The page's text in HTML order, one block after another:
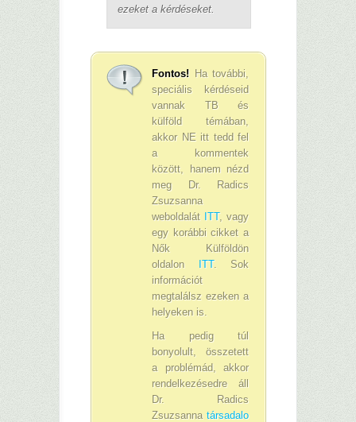
ezeket a kérdéseket.
Fontos! Ha további,
speciális kérdéseid
vannak TB és
külföld témában,
akkor NE itt tedd fel
a kommentek
között, hanem nézd
meg Dr. Radics
Zsuzsanna
weboldalát ITT, vagy
egy korábbi cikket a
Nők Külföldön
oldalon
ITT. Sok
információt
megtalálsz ezeken a
helyeken is.
Ha pedig túl
bonyolult, összetett
a problémád, akkor
rendelkezésedre áll
Dr. Radics
Zsuzsanna társadalo